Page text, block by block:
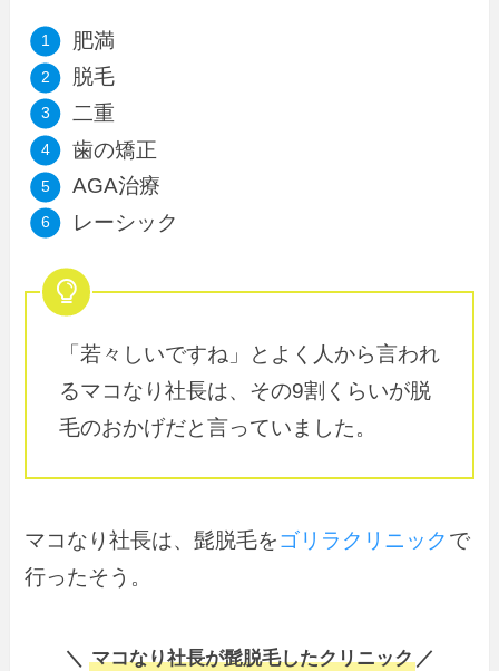
肥満
脱毛
二重
歯の矯正
AGA治療
レーシック
「若々しいですね」とよく人から言われ
るマコなり社長は、その9割くらいが脱
毛のおかげだと言っていました。
マコなり社長は、髭脱毛をゴリラクリニック で
行ったそう。
＼ マコなり社長が髭脱毛したクリニック ／